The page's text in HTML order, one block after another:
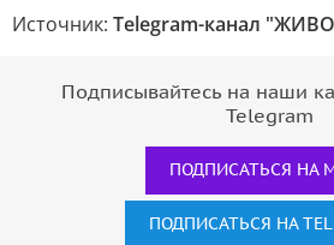
Источник: Telegram-канал
Подписывайтесь на наши
Telegram
ПОДПИСАТЬСЯ НА
ПОДПИСАТЬСЯ НА